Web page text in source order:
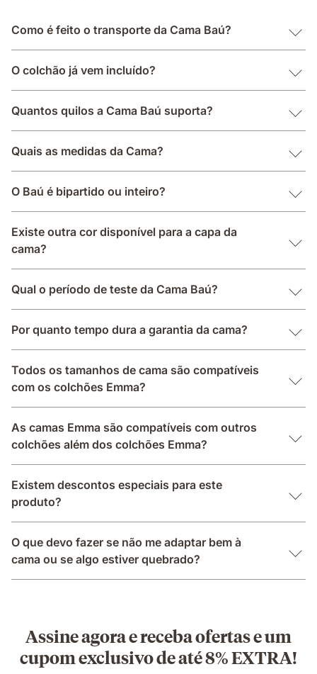
Como é feito o transporte da Cama Baú?
O colchão já vem incluído?
Quantos quilos a Cama Baú suporta?
Quais as medidas da Cama?
O Baú é bipartido ou inteiro?
Existe outra cor disponível para a capa da
cama?
Qual o período de teste da Cama Baú?
Por quanto tempo dura a garantia da cama?
Todos os tamanhos de cama são compatíveis
com os colchões Emma?
As camas Emma são compatíveis com outros
colchões além dos colchões Emma?
Existem descontos especiais para este
produto?
O que devo fazer se não me adaptar bem à
cama ou se algo estiver quebrado?
Assine agora e receba ofertas e um
cupom exclusivo de até 8% EXTRA!